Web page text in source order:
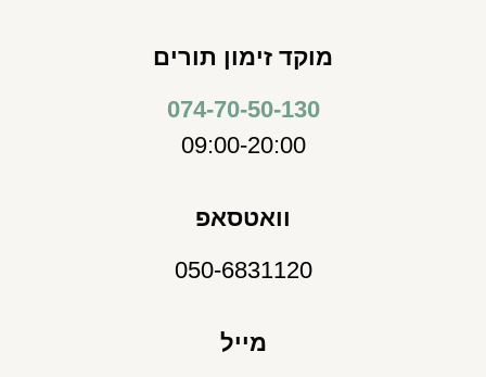
מוקד זימון תורים
074-70-50-130
09:00-20:00
וואטסאפ
050-6831120
מייל